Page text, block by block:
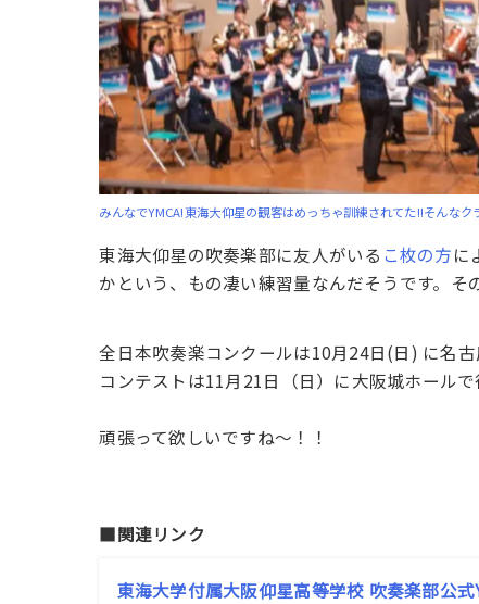
みんなでYMCA!東海大仰星の観客はめっちゃ訓練されてた!!そんなク
東海大仰星の吹奏楽部に友人がいる こ枚の方に
かという、もの凄い練習量なんだそうです。そ
全日本吹奏楽コンクールは10月24日(日) に名
コンテストは11月21日（日）に大阪城ホールで
頑張って欲しいですね〜！！
■関連リンク
東海大学付属大阪仰星高等学校 吹奏楽部公